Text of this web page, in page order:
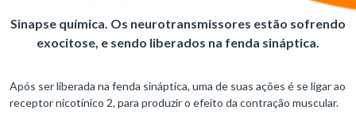
Sinapse química. Os neurotransmissores estão sofrendo
exocitose, e sendo liberados na fenda sináptica.
Após ser liberada na fenda sináptica, uma de suas ações é se ligar ao
receptor nicotínico 2, para produzir o efeito da contração muscular.